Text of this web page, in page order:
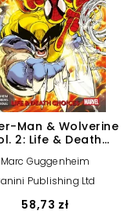
Man & Wolverine
2: Life & Death
Marc Guggenheim
Publishing Ltd
58,73 zł